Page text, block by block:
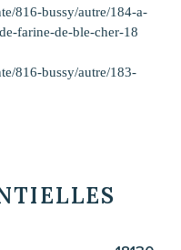
816-bussy/autre/184-a-
farine-de-ble-cher-18
816-bussy/autre/183-